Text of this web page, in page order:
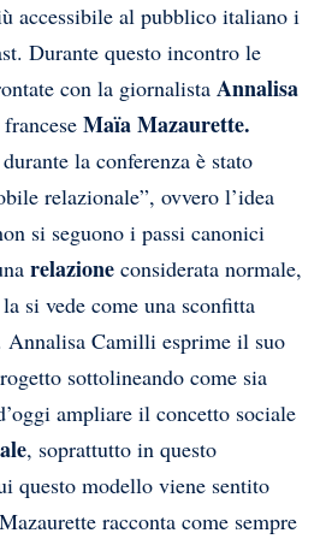
accessibile al pubblico italiano i
Durante questo incontro le
con la giornalista Annalisa
Maïa Mazaurette.
la conferenza è stato
relazionale”, ovvero l’idea
si seguono i passi canonici
relazione considerata normale,
si vede come una sconfitta
Annalisa Camilli esprime il suo
sottolineando come sia
ampliare il concetto sociale
, soprattutto in questo
questo modello viene sentito
racconta come sempre